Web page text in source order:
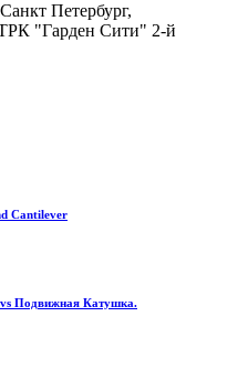
Петербург,
"Гарден Сити" 2-й
Cantilever
Подвижная Катушка.